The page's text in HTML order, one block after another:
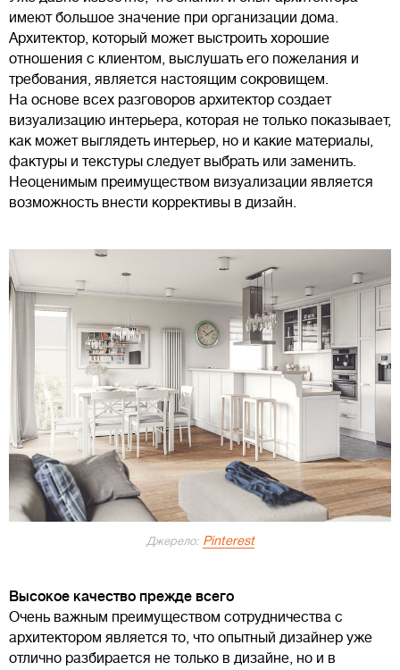
имеют большое значение при организации дома.
Архитектор, который может выстроить хорошие
отношения с клиентом, выслушать его пожелания и
требования, является настоящим сокровищем.
На основе всех разговоров архитектор создает
визуализацию интерьера, которая не только показывает,
как может выглядеть интерьер, но и какие материалы,
фактуры и текстуры следует выбрать или заменить.
Неоценимым преимуществом визуализации является
возможность внести коррективы в дизайн.
Джерело: Pinterest
Высокое качество прежде всего
Очень важным преимуществом сотрудничества с
архитектором является то, что опытный дизайнер уже
отлично разбирается не только в дизайне, но и в